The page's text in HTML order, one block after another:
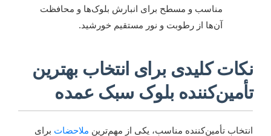
مناسب و مسطح برای انبارش بلوک‌ها و محافظت
آن‌ها از رطوبت و نور مستقیم خورشید.
نکات کلیدی برای انتخاب بهترین
تأمین‌کننده بلوک سبک عمده
انتخاب تأمین‌کننده مناسب، یکی از مهم‌ترین ملاحضات برای